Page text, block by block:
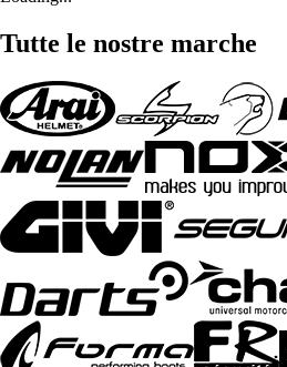
Tutte le nostre marche